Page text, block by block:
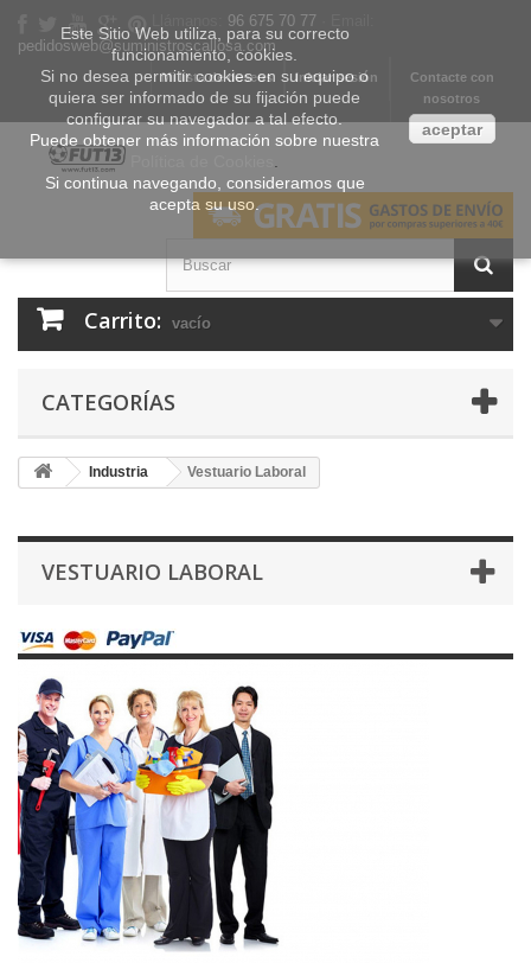
96 675 70 77
pedidosweb@suministroscallosa.com
Contacte con
nosotros
Iniciar sesión
Mi lista de deseos
Carrito: vacío
CATEGORÍAS
Industria Vestuario Laboral
VESTUARIO LABORAL
Este Sitio Web utiliza, para su correcto
funcionamiento, cookies.
Si no desea permitir cookies en su equipo o
quiera ser informado de su fijación puede
configurar su navegador a tal efecto.
Puede obtener más información sobre nuestra
Si continua navegando, consideramos que
acepta su uso.
aceptar